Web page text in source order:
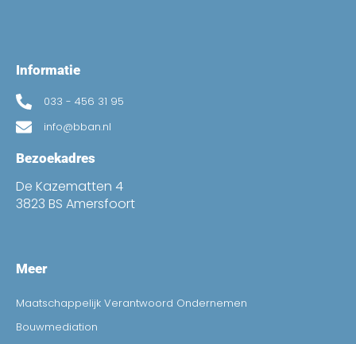
Informatie
033 - 456 31 95
info@bban.nl
Bezoekadres
De Kazematten 4
3823 BS Amersfoort
Meer
Maatschappelijk Verantwoord Ondernemen
Bouwmediation